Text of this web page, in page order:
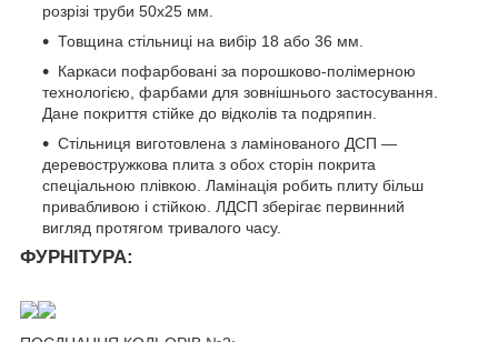
розрізі труби 50х25 мм.
Товщина стільниці на вибір 18 або 36 мм.
Каркаси пофарбовані за порошково-полімерною
технологією, фарбами для зовнішнього застосування.
Дане покриття стійке до відколів та подряпин.
Стільниця виготовлена з ламінованого ДСП —
деревостружкова плита з обох сторін покрита
спеціальною плівкою. Ламінація робить плиту більш
привабливою і стійкою. ЛДСП зберігає первинний
вигляд протягом тривалого часу.
ФУРНІТУРА: